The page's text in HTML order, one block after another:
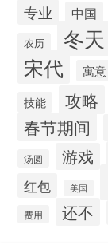
专业 中国
农历 冬天
宋代 寓意
技能 攻略
春节期间
汤圆 游戏
红包
美国
费用 还不